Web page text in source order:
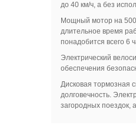
до 40 км/ч, а без
Мощный мотор на
длительное время
понадобится всего 6
Электрический
обеспечения
Дисковая тормозная
долговечность.
загородных поездок,